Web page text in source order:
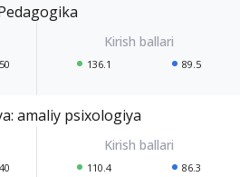
50 136.1 89.5
amaliy psixologiya
40 110.4 86.3